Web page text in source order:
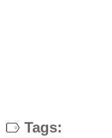
Tags: